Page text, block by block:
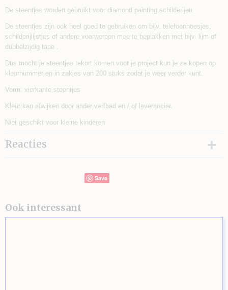
De steentjes worden gebruikt voor diamond painting schilderijen.
De steentjes zijn ook heel goed te gebruiken om bijv. telefoonhoesjes,
schilderijlijstjes of andere voorwerpen mee te beplakken met bijv. lijm of
dubbelzijdig tape .
Dus mocht je steentjes tekort komen voor je project kun je ze kopen op
kleurnummer en in zakjes van 200 stuks zodat je weer verder kunt.
Vorm: vierkante steentjes
Kleur kan afwijken door ander verfbad en / of leverancier.
Niet geschikt voor kleine kinderen
Reacties
Save
Ook interessant